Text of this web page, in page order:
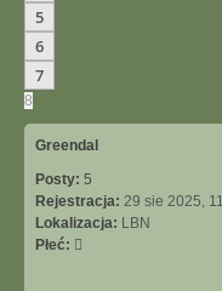
5
6
7
8
Greendal
Posty: 5
Rejestracja: 29 sie 2025,
Lokalizacja: LBN
Płeć: